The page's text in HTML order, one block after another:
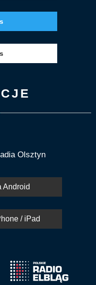
Olsztyn
Android
/ iPad